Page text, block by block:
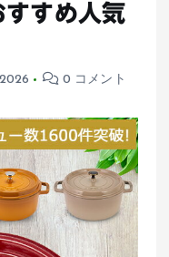
すめ人気
0 コメント